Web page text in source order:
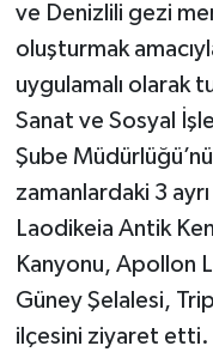
ve Denizlili gezi
oluşturmak
uygulamalı olarak
Sanat ve Sosyal
Şube
zamanlardaki 3 ayrı
Laodikeia Antik
Kanyonu, Apollon
Güney Şelalesi,
ilçesini ziyaret etti.